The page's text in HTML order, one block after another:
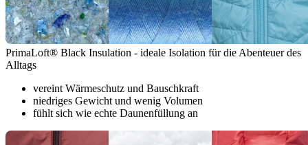
PrimaLoft® Black Insulation - ideale Isolation für die Abenteuer des
Alltags
vereint Wärmeschutz und Bauschkraft
niedriges Gewicht und wenig Volumen
fühlt sich wie echte Daunenfüllung an